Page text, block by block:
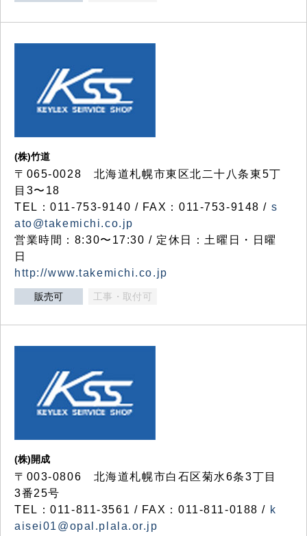
(株)竹道
〒065-0028 北海道札幌市東区北二十八条東5丁
目3〜18
TEL：011-753-9140 / FAX：011-753-9148 / s
ato@takemichi.co.jp
営業時間：8:30〜17:30 / 定休日：土曜日・日曜
日
http://www.takemichi.co.jp
販売可 工事・取付可
(株)開成
〒003-0806 北海道札幌市白石区菊水6条3丁目
3番25号
TEL：011-811-3561 / FAX：011-811-0188 / k
aisei01@opal.plala.or.jp